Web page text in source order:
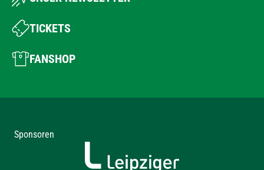
TICKETS
FANSHOP
Sponsoren